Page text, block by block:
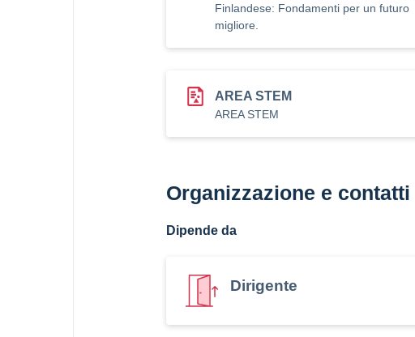
Finlandese: Fondamenti per un futuro
migliore.
AREA STEM
AREA STEM
Organizzazione e contatti
Dipende da
Dirigente